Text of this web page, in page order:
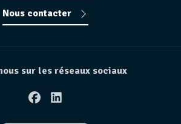
Nous contacter
sur les réseaux sociaux
FacebookLinkedin